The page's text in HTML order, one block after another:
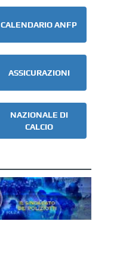
CALENDARIO ANFP
ASSICURAZIONI
NAZIONALE DI
CALCIO